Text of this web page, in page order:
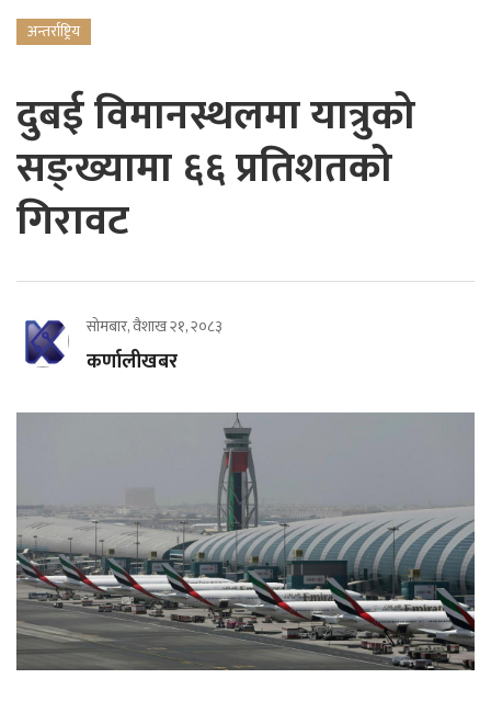
अन्तर्राष्ट्रिय
दुबई विमानस्थलमा यात्रुको
सङ्ख्यामा ६६ प्रतिशतको
गिरावट
सोमबार, वैशाख २१, २०८३
कर्णालीखबर